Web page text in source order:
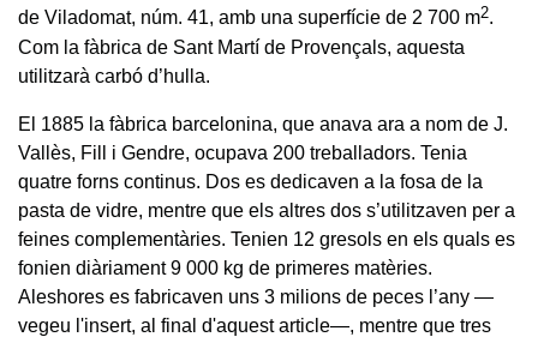
de Viladomat, núm. 41, amb una superfície de 2 700 m2.
Com la fàbrica de Sant Martí de Provençals, aquesta
utilitzarà carbó d’hulla.
El 1885 la fàbrica barcelonina, que anava ara a nom de J.
Vallès, Fill i Gendre, ocupava 200 treballadors. Tenia
quatre forns continus. Dos es dedicaven a la fosa de la
pasta de vidre, mentre que els altres dos s’utilitzaven per a
feines complementàries. Tenien 12 gresols en els quals es
fonien diàriament 9 000 kg de primeres matèries.
Aleshores es fabricaven uns 3 milions de peces l’any —
vegeu l'insert, al final d'aquest article—, mentre que tres